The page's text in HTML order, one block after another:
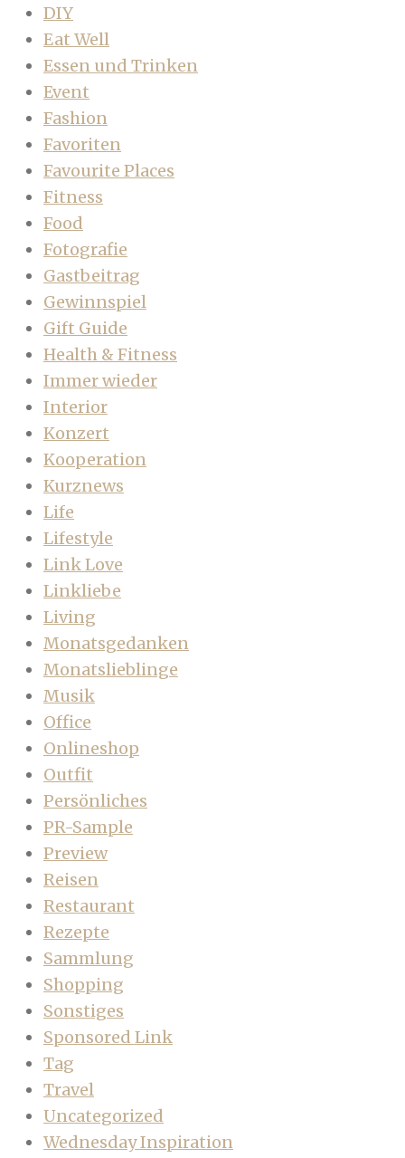
DIY
Eat Well
Essen und Trinken
Event
Fashion
Favoriten
Favourite Places
Fitness
Food
Fotografie
Gastbeitrag
Gewinnspiel
Gift Guide
Health & Fitness
Immer wieder
Interior
Konzert
Kooperation
Kurznews
Life
Lifestyle
Link Love
Linkliebe
Living
Monatsgedanken
Monatslieblinge
Musik
Office
Onlineshop
Outfit
Persönliches
PR-Sample
Preview
Reisen
Restaurant
Rezepte
Sammlung
Shopping
Sonstiges
Sponsored Link
Tag
Travel
Uncategorized
Wednesday Inspiration